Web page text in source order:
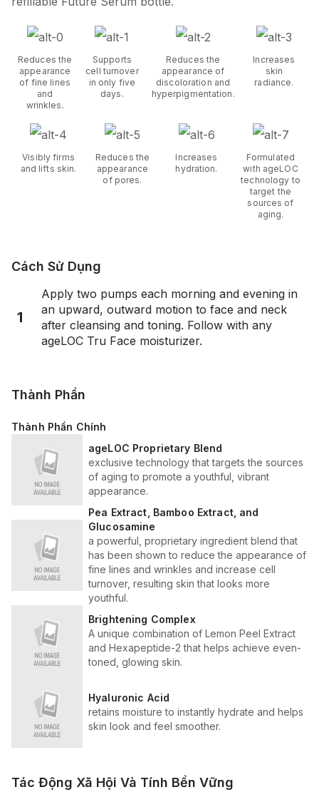
Reduces the
appearance
of fine lines
and
wrinkles.
Supports
cell turnover
in only five
days.
Reduces the
appearance of
discoloration and
hyperpigmentation.
Increases
skin
radiance.
Visibly firms
and lifts skin.
Reduces the
appearance
of pores.
Increases
hydration.
Formulated
with ageLOC
technology to
target the
sources of
aging.
Cách Sử Dụng
1
Apply two pumps each morning and evening in
an upward, outward motion to face and neck
after cleansing and toning. Follow with any
ageLOC Tru Face moisturizer.
Thành Phần
Thành Phần Chính
ageLOC Proprietary Blend
exclusive technology that targets the sources
of aging to promote a youthful, vibrant
appearance.
Pea Extract, Bamboo Extract, and
Glucosamine
a powerful, proprietary ingredient blend that
has been shown to reduce the appearance of
fine lines and wrinkles and increase cell
turnover, resulting skin that looks more
youthful.
Brightening Complex
A unique combination of Lemon Peel Extract
and Hexapeptide-2 that helps achieve even-
toned, glowing skin.
Hyaluronic Acid
retains moisture to instantly hydrate and helps
skin look and feel smoother.
Tác Động Xã Hội Và Tính Bền Vững